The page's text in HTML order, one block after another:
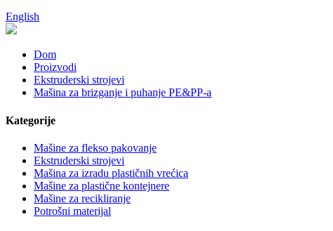
English
Dom
Proizvodi
Ekstruderski strojevi
Mašina za brizganje i puhanje PE&PP-a
Kategorije
Mašine za flekso pakovanje
Ekstruderski strojevi
Mašina za izradu plastičnih vrećica
Mašine za plastične kontejnere
Mašine za recikliranje
Potrošni materijal